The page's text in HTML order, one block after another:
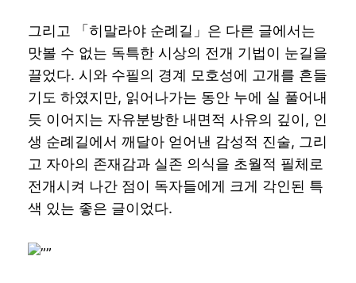
그리고 「히말라야 순례길」은 다른 글에서는
맛볼 수 없는 독특한 시상의 전개 기법이 눈길을
끌었다. 시와 수필의 경계 모호성에 고개를 흔들
기도 하였지만, 읽어나가는 동안 누에 실 풀어내
듯 이어지는 자유분방한 내면적 사유의 깊이, 인
생 순례길에서 깨달아 얻어낸 감성적 진술, 그리
고 자아의 존재감과 실존 의식을 초월적 필체로
전개시켜 나간 점이 독자들에게 크게 각인된 특
색 있는 좋은 글이었다.